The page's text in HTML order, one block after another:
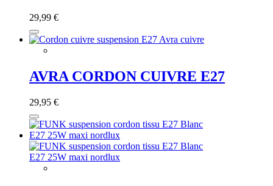
29,99 €
AVRA CORDON CUIVRE E27
29,95 €